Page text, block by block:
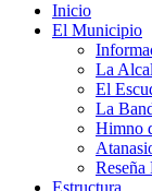
Inicio
El Municipio
La
El
La
Himno
Estructura